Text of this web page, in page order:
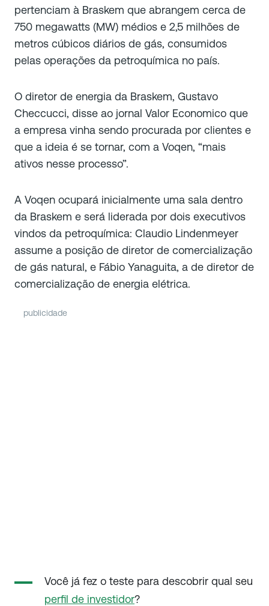
pertenciam à Braskem que abrangem cerca de
750 megawatts (MW) médios e 2,5 milhões de
metros cúbicos diários de gás, consumidos
pelas operações da petroquímica no país.
O diretor de energia da Braskem, Gustavo
Checcucci, disse ao jornal Valor Economico que
a empresa vinha sendo procurada por clientes e
que a ideia é se tornar, com a Voqen, “mais
ativos nesse processo”.
A Voqen ocupará inicialmente uma sala dentro
da Braskem e será liderada por dois executivos
vindos da petroquímica: Claudio Lindenmeyer
assume a posição de diretor de comercialização
de gás natural, e Fábio Yanaguita, a de diretor de
comercialização de energia elétrica.
publicidade
Você já fez o teste para descobrir qual seu
perfil de investidor?